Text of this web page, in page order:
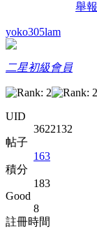
舉報
yoko305lam
二星初級會員
UID
3622132
帖子
163
積分
183
Good
8
註冊時間